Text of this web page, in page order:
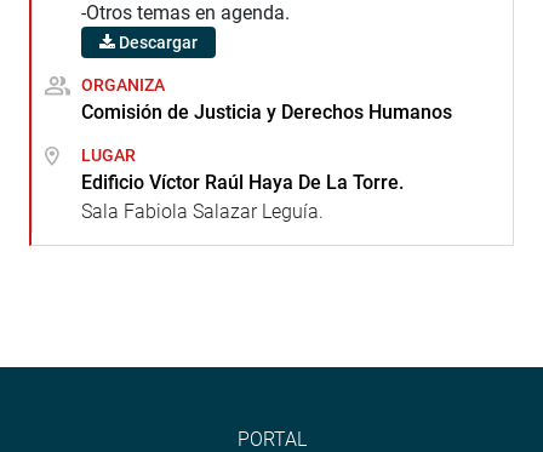
-Otros temas en agenda.
Descargar
ORGANIZA
Comisión de Justicia y Derechos Humanos
LUGAR
Edificio Víctor Raúl Haya De La Torre.
Sala Fabiola Salazar Leguía.
PORTAL